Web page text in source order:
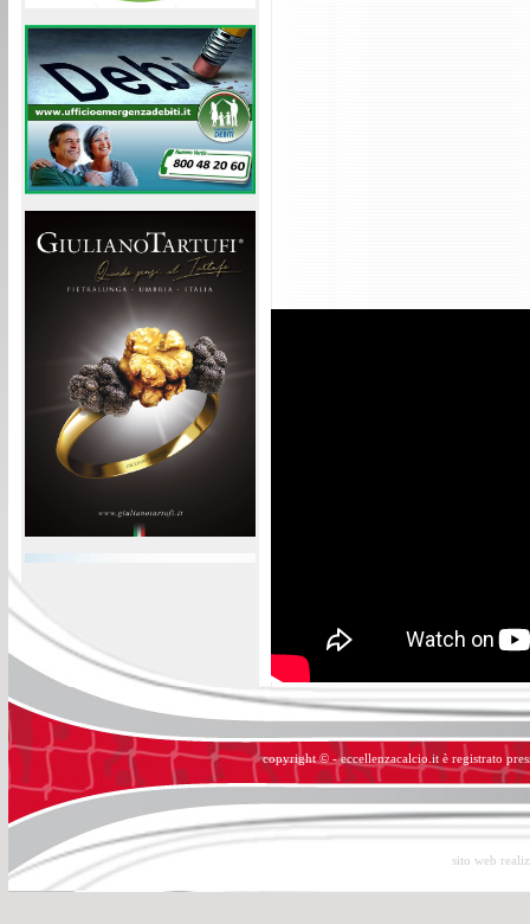
copyright © - eccellenzacalcio.it è registrato
sito web